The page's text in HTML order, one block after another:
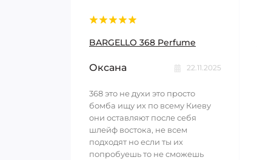
BARGELLO 368 Perfume
Оксана 22.11.2025
368 это не духи это просто
бомба ищу их по всему Киеву
они оставляют после себя
шлейф востока, не всем
подходят но если ты их
попробуешь то не сможешь